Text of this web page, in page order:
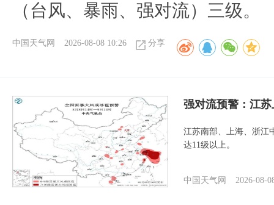
（台风、暴雨、强对流）三级。
中国天气网 2026-08-08 10:26 分享
强对流预警：江
江苏南部、上海、浙江
达11级以上。
中国天气网 2026-08-